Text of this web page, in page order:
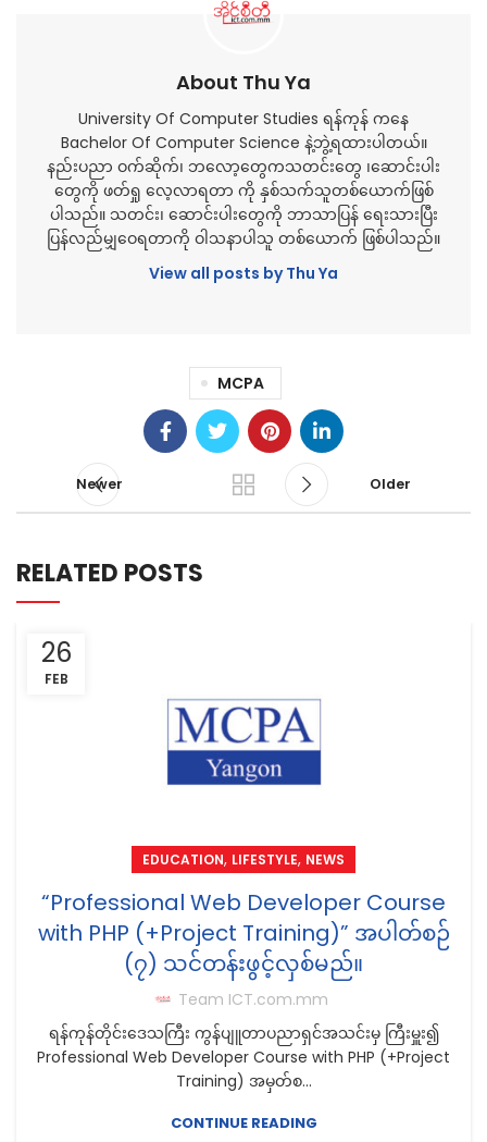
About Thu Ya
University Of Computer Studies ရန်ကုန် ကနေ
Bachelor Of Computer Science နဲ့ဘွဲ့ရထားပါတယ်။
နည်းပညာ ဝက်ဆိုက်၊ ဘလော့တွေကသတင်းတွေ ၊ဆောင်းပါး
တွေကို ဖတ်ရှု လေ့လာရတာ ကို နှစ်သက်သူတစ်ယောက်ဖြစ်
ပါသည်။ သတင်း၊ ဆောင်းပါးတွေကို ဘာသာပြန် ရေးသားပြီး
ပြန်လည်မျှဝေရတာကို ဝါသနာပါသူ တစ်ယောက် ဖြစ်ပါသည်။
View all posts by Thu Ya
MCPA
Newer Older
RELATED POSTS
26
FEB
EDUCATION, LIFESTYLE, NEWS
“Professional Web Developer Course
with PHP (+Project Training)” အပါတ်စဉ်
(၇) သင်တန်းဖွင့်လှစ်မည်။
Team ICT.com.mm
ရန်ကုန်တိုင်းဒေသကြီး ကွန်ပျူတာပညာရှင်အသင်းမှ ကြီးမှူး၍
Professional Web Developer Course with PHP (+Project
Training) အမှတ်စ...
CONTINUE READING